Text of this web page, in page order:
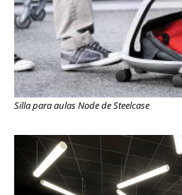
Silla para aulas Node de Steelcase